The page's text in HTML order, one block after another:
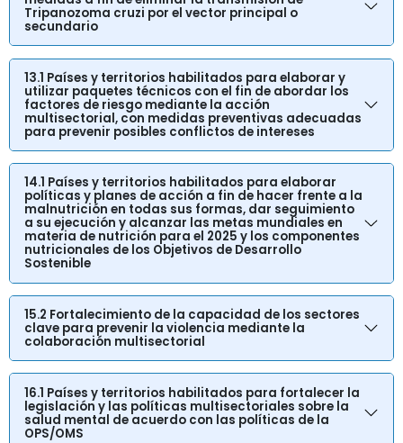
Tripanozoma cruzi por el vector principal o
secundario
13.1 Países y territorios habilitados para elaborar y
utilizar paquetes técnicos con el fin de abordar los
factores de riesgo mediante la acción
multisectorial, con medidas preventivas adecuadas
para prevenir posibles conflictos de intereses
14.1 Países y territorios habilitados para elaborar
políticas y planes de acción a fin de hacer frente a la
malnutrición en todas sus formas, dar seguimiento
a su ejecución y alcanzar las metas mundiales en
materia de nutrición para el 2025 y los componentes
nutricionales de los Objetivos de Desarrollo
Sostenible
15.2 Fortalecimiento de la capacidad de los sectores
clave para prevenir la violencia mediante la
colaboración multisectorial
16.1 Países y territorios habilitados para fortalecer la
legislación y las políticas multisectoriales sobre la
salud mental de acuerdo con las políticas de la
OPS/OMS